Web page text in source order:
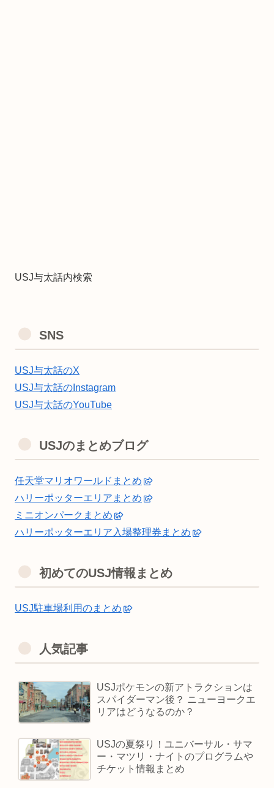
USJ与太話内検索
SNS
USJ与太話のX
USJ与太話のInstagram
USJ与太話のYouTube
USJのまとめブログ
任天堂マリオワールドまとめ
ハリーポッターエリアまとめ
ミニオンパークまとめ
ハリーポッターエリア入場整理券まとめ
初めてのUSJ情報まとめ
USJ駐車場利用のまとめ
人気記事
USJポケモンの新アトラクションは
スパイダーマン後？ ニューヨークエ
リアはどうなるのか？
USJの夏祭り！ユニバーサル・サマ
ー・マツリ・ナイトのプログラムや
チケット情報まとめ